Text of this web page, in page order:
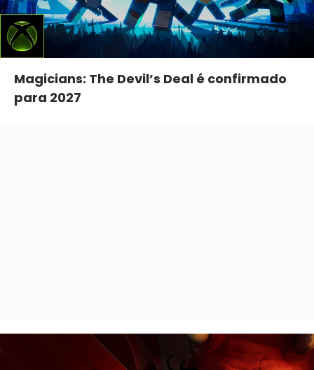
Magicians: The Devil’s Deal é confirmado
para 2027